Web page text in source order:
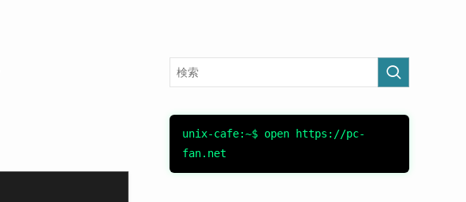
unix-cafe:~$ open https://pc-
fan.net